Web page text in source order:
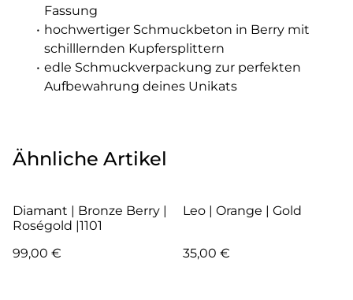
Fassung
hochwertiger Schmuckbeton in Berry mit
schilllernden Kupfersplittern
edle Schmuckverpackung zur perfekten
Aufbewahrung deines Unikats
Ähnliche Artikel
Diamant | Bronze Berry |
Roségold |1101
99,00 €
Leo | Orange | Gold
35,00 €